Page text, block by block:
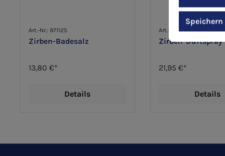
Art.-Nr.: 971125
Zirben-Badesalz
13,80 €*
Details
Art.-Nr.: 970836
Zirben-Duftspray
21,95 €*
Details
Speichern